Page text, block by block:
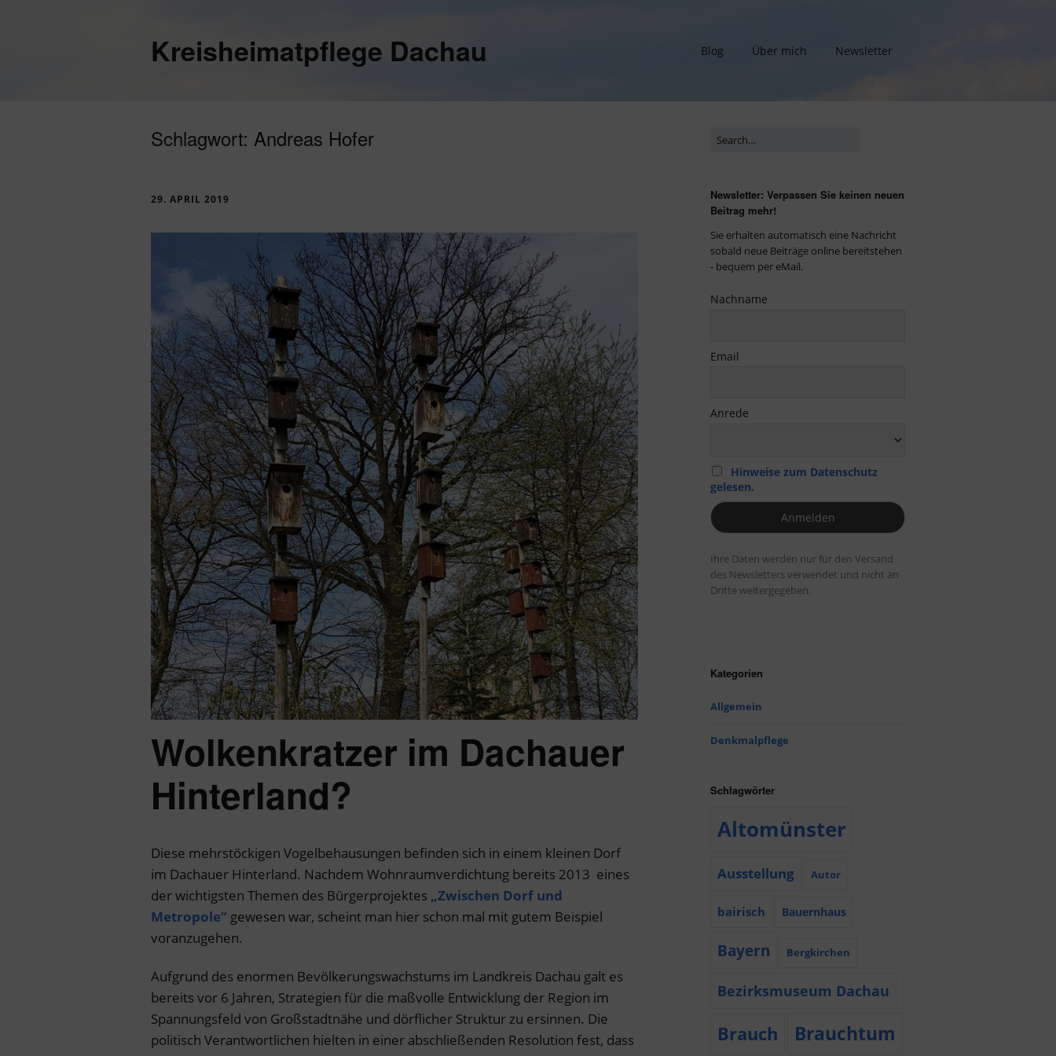
Kreisheimatpflege Dachau Blog Über mich Newsletter
Schlagwort: Andreas Hofer
29. APRIL 2019
Wolkenkratzer im Dachauer
Hinterland?
Diese mehrstöckigen Vogelbehausungen befinden sich in einem kleinen Dorf
im Dachauer Hinterland. Nachdem Wohnraumverdichtung bereits 2013 eines
der wichtigsten Themen des Bürgerprojektes „Zwischen Dorf und
Metropole“ gewesen war, scheint man hier schon mal mit gutem Beispiel
voranzugehen.
Aufgrund des enormen Bevölkerungswachstums im Landkreis Dachau galt es
bereits vor 6 Jahren, Strategien für die maßvolle Entwicklung der Region im
Spannungsfeld von Großstadtnähe und dörflicher Struktur zu ersinnen. Die
politisch Verantwortlichen hielten in einer abschließenden Resolution fest, dass
Newsletter: Verpassen Sie keinen neuen
Beitrag mehr!
Sie erhalten automatisch eine Nachricht
sobald neue Beiträge online bereitstehen
- bequem per eMail.
Nachname
Email
Anrede
Hinweise zum Datenschutz
gelesen.
Ihre Daten werden nur für den Versand
des Newsletters verwendet und nicht an
Dritte weitergegeben.
Kategorien
Allgemein
Denkmalpflege
Schlagwörter
Altomünster
Ausstellung Autor
bairisch Bauernhaus
Bayern Bergkirchen
Bezirksmuseum Dachau
Brauch Brauchtum